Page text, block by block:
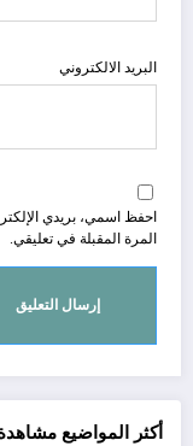
البريد الالكتروني
احفظ اسمي، بريدي
المرة المقبلة في تعليقي.
أكثر المواضيع